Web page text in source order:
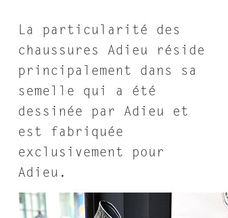
La particularité des
chaussures Adieu réside
principalement dans sa
semelle qui a été
dessinée par Adieu et
est fabriquée
exclusivement pour
Adieu.